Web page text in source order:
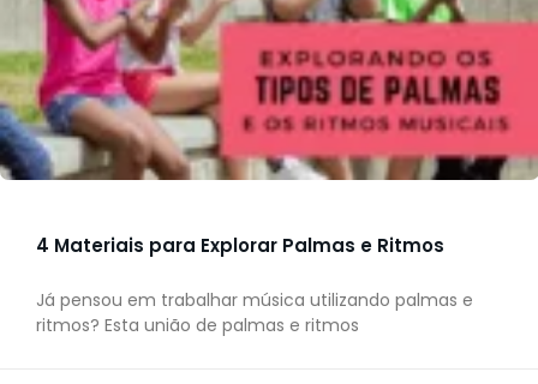
4 Materiais para Explorar Palmas e Ritmos
Já pensou em trabalhar música utilizando palmas e
ritmos? Esta união de palmas e ritmos